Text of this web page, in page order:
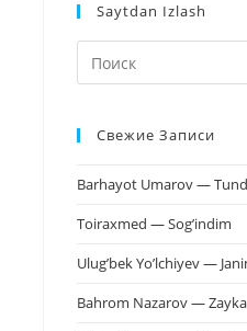
Saytdan Izlash
Свежие Записи
Barhayot Umarov —
Toiraxmed — Sog’indim
Ulug’bek Yo’lchiyev —
Bahrom Nazarov — Zayka